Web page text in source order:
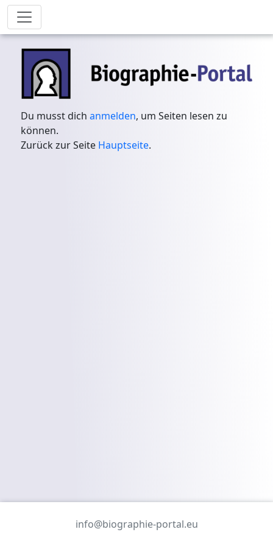
Du musst dichanmelden, um Seiten lesen zu
können.
Zurück zur Seite Hauptseite.
info@biographie-portal.eu